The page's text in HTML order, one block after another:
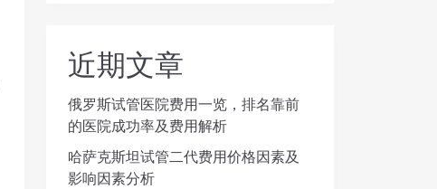
近期文章
俄罗斯试管医院费用一览，排名靠前
的医院成功率及费用解析
哈萨克斯坦试管二代费用价格因素及
影响因素分析